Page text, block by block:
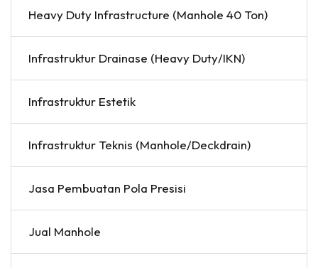
Heavy Duty Infrastructure (Manhole 40 Ton)
Infrastruktur Drainase (Heavy Duty/IKN)
Infrastruktur Estetik
Infrastruktur Teknis (Manhole/Deckdrain)
Jasa Pembuatan Pola Presisi
Jual Manhole